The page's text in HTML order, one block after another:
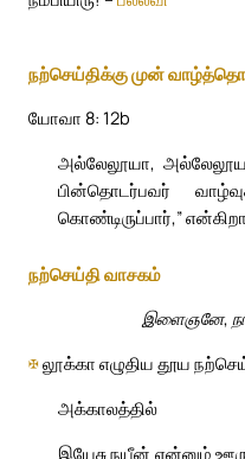
நற்செய்திக்கு முன்
யோவா 8: 12b
அல்லேலூயா,
பின்தொடர்பவர்
கொண்டிருப்பார்,”
நற்செய்தி வாசகம்
இளைஞனே,
✠லூக்கா எழுதிய தூய
அக்காலத்தில்
இயேசு நயீன் என்னும்